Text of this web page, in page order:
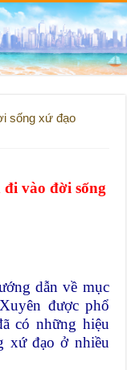
sống xứ đạo
vào đời sống
dẫn về mục
được phổ
có những hiệu
xứ đạo ở nhiều